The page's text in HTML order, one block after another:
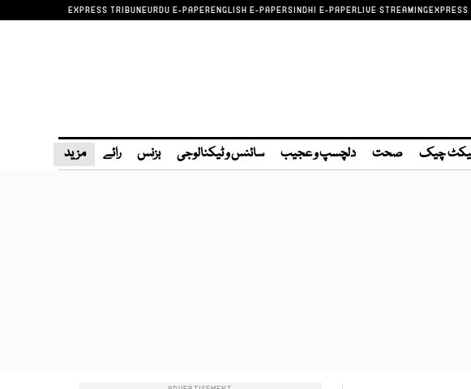
EXPRESS TRIBUNEURDU E-PAPERENGLISH E-PAPERSINDHI E-PAPERLIVE STREAMING
چیک صحت دلچسپ و عجیب سائنس و ٹیکنالوجی بزنس رائے مزید